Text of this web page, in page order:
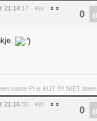
21:14:17 #34
vaste PI is KUT !!!! NIET doen
21:16:31 #35